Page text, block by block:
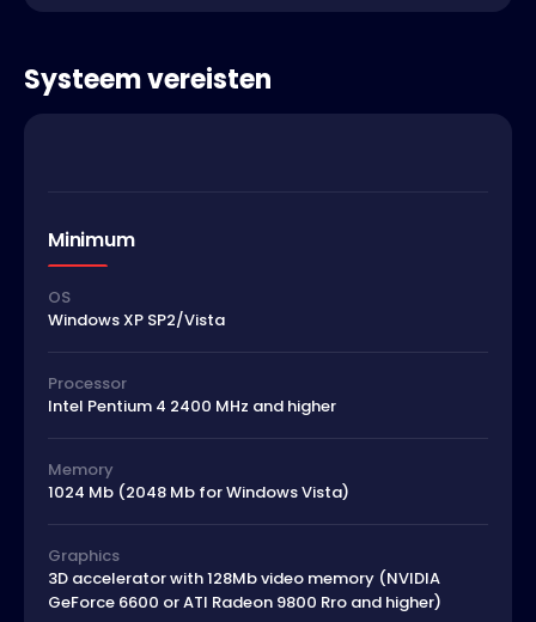
Systeem vereisten
Minimum
OS
Windows XP SP2/Vista
Processor
Intel Pentium 4 2400 MHz and higher
Memory
1024 Mb (2048 Mb for Windows Vista)
Graphics
3D accelerator with 128Mb video memory (NVIDIA
GeForce 6600 or ATI Radeon 9800 Rro and higher)